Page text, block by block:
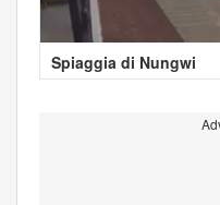
Spiaggia di Nungwi